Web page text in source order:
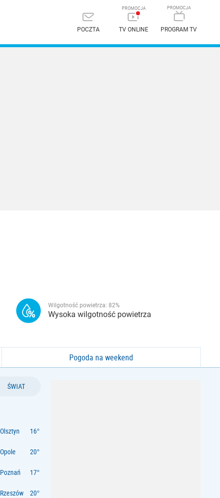
POCZTA TV ONLINE PROGRAM TV
Wilgotność powietrza: 82%
Wysoka wilgotność powietrza
Pogoda na weekend
ŚWIAT